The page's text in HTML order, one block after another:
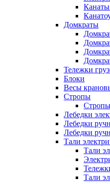
Канаты
Домкраты
Тележки
Блоки
Весы
Стропы
Лебедки
Лебедки
Лебедки
Тали
Тали
Тали